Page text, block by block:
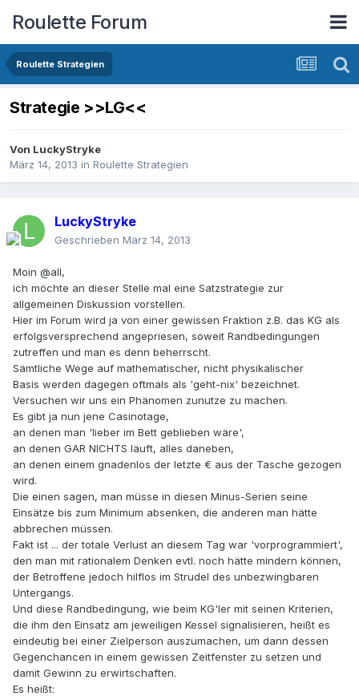
Roulette Forum
Roulette Strategien
Strategie >>LG<<
Von LuckyStryke
März 14, 2013 in Roulette Strategien
LuckyStryke
Geschrieben März 14, 2013
Moin @all,
ich möchte an dieser Stelle mal eine Satzstrategie zur
allgemeinen Diskussion vorstellen.
Hier im Forum wird ja von einer gewissen Fraktion z.B. das KG als
erfolgsversprechend angepriesen, soweit Randbedingungen
zutreffen und man es denn beherrscht.
Sämtliche Wege auf mathematischer, nicht physikalischer
Basis werden dagegen oftmals als 'geht-nix' bezeichnet.
Versuchen wir uns ein Phänomen zunutze zu machen.
Es gibt ja nun jene Casinotage,
an denen man 'lieber im Bett geblieben wäre',
an denen GAR NICHTS läuft, alles daneben,
an denen einem gnadenlos der letzte € aus der Tasche gezogen
wird.
Die einen sagen, man müsse in diesen Minus-Serien seine
Einsätze bis zum Minimum absenken, die anderen man hätte
abbrechen müssen.
Fakt ist ... der totale Verlust an diesem Tag war 'vorprogrammiert',
den man mit rationalem Denken evtl. noch hätte mindern können,
der Betroffene jedoch hilflos im Strudel des unbezwingbaren
Untergangs.
Und diese Randbedingung, wie beim KG'ler mit seinen Kriterien,
die ihm den Einsatz am jeweiligen Kessel signalisieren, heißt es
eindeutig bei einer Zielperson auszumachen, um dann dessen
Gegenchancen in einem gewissen Zeitfenster zu setzen und
damit Gewinn zu erwirtschaften.
Es heißt: